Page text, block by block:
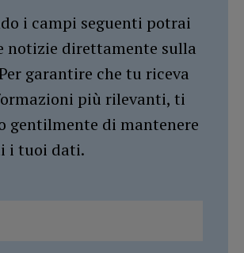
i campi seguenti potrai
notizie direttamente sulla
garantire che tu riceva
più rilevanti, ti
gentilmente di mantenere
i tuoi dati.